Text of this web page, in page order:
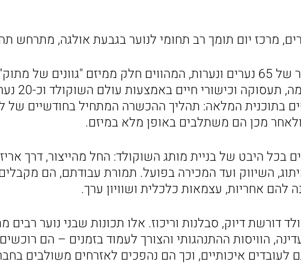
מרכז יום תומך רב תחומי לנוער בגבעת אולגה, מתרחש
זהו מרכז הנוער של 65 נערים ונערות, המהווים חלק ממיזם "גוונים
שמטרתו
בתוכנית המלאה: תהליך ההכשרה המתחיל בחודשיים של
ולאחר מכן הם משתלבים באופן מלא במיזם.
בכל היבט של בניית מותג השוקולד: החל מהייצור, דרך
השיווק ועד המכירה בפועל. תמורת עבודתם, הם
להם אחריות, עצמאות כלכלית ושוויון ערך.
דורשת דיוק, סבלנות וריכוז. אלו תכונות שבני נוער
הוויסות ההתנהגותי והצורך לעמוד בזמנים – הם רוכשים
לעובדים איכותיים, וכך הם נהפכים לאזרחים משולבים